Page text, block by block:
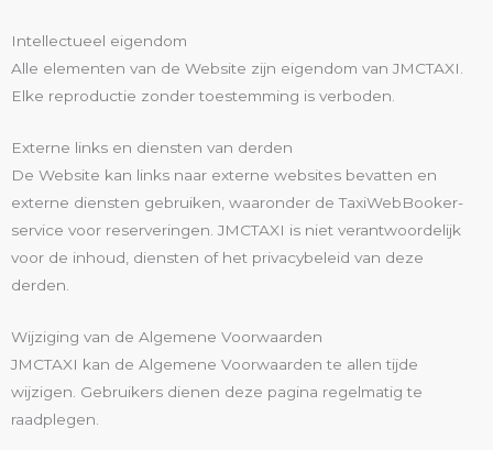
Intellectueel eigendom
Alle elementen van de Website zijn eigendom van JMCTAXI.
Elke reproductie zonder toestemming is verboden.
Externe links en diensten van derden
De Website kan links naar externe websites bevatten en
externe diensten gebruiken, waaronder de TaxiWebBooker-
service voor reserveringen. JMCTAXI is niet verantwoordelijk
voor de inhoud, diensten of het privacybeleid van deze
derden.
Wijziging van de Algemene Voorwaarden
JMCTAXI kan de Algemene Voorwaarden te allen tijde
wijzigen. Gebruikers dienen deze pagina regelmatig te
raadplegen.